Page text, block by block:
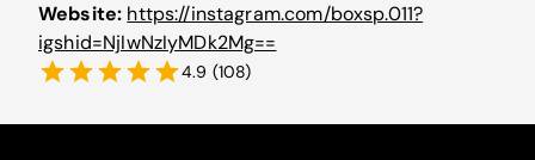
Website: https://instagram.com/boxsp.011?
igshid=NjIwNzIyMDk2Mg==
4.9 (108)